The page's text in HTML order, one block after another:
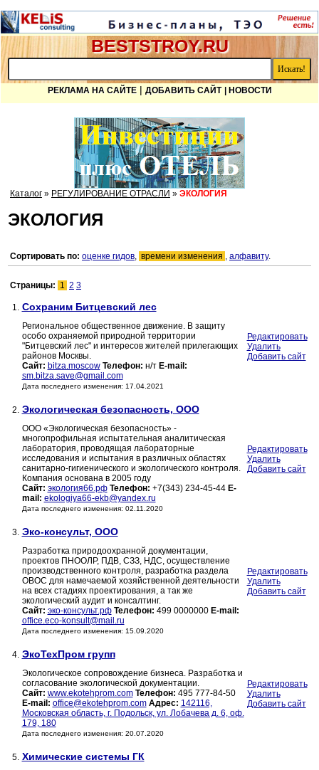
BESTSTROY.RU
РЕКЛАМА НА САЙТЕ| ДОБАВИТЬ САЙТ | НОВОСТИ
Каталог » РЕГУЛИРОВАНИЕ ОТРАСЛИ » ЭКОЛОГИЯ
ЭКОЛОГИЯ
Сортировать по: оценке гидов, времени изменения , алфавиту.
Страницы: 1 2 3
1. Сохраним Битцевский лес
Региональное общественное движение. В защиту
особо охраняемой природной территории
"Битцевский лес" и интересов жителей прилегающих
районов Москвы.
Сайт: bitza.moscow Телефон: н/т E-mail:
sm.bitza.save@gmail.com
Дата последнего изменения: 17.04.2021
Редактировать
Удалить
Добавить сайт
2. Экологическая безопасность, ООО
ООО «Экологическая безопасность» -
многопрофильная испытательная аналитическая
лаборатория, проводящая лабораторные
исследования и испытания в различных областях
санитарно-гигиенического и экологического контроля.
Компания основана в 2005 году
Сайт: экология66.рф Телефон: +7(343) 234-45-44 E-
mail: ekologiya66-ekb@yandex.ru
Дата последнего изменения: 02.11.2020
Редактировать
Удалить
Добавить сайт
3. Эко-консульт, ООО
Разработка природоохранной документации,
проектов ПНООЛР, ПДВ, СЗЗ, НДС, осуществление
производственного контроля, разработка раздела
ОВОС для намечаемой хозяйственной деятельности
на всех стадиях проектирования, а так же
экологический аудит и консалтинг.
Сайт: эко-консульт.рф Телефон: 499 0000000 E-mail:
office.eco-konsult@mail.ru
Дата последнего изменения: 15.09.2020
Редактировать
Удалить
Добавить сайт
4. ЭкоТехПром групп
Экологическое сопровождение бизнеса. Разработка и
согласование экологической документации.
Сайт: www.ekotehprom.com Телефон: 495 777-84-50
E-mail: office@ekotehprom.com Адрес: 142116,
Московская область, г. Подольск, ул. Лобачева д. 6, оф.
179, 180
Дата последнего изменения: 20.07.2020
Редактировать
Удалить
Добавить сайт
5. Химические системы ГК